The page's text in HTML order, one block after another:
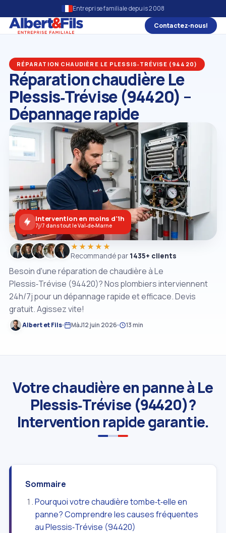
Entreprise familiale depuis 2008
Contactez‑nous!
RÉPARATION CHAUDIÈRE LE PLESSIS‑TRÉVISE (94420)
Réparation chaudière Le
Plessis‑Trévise (94420) –
Dépannage rapide
Besoin d'une réparation de chaudière à Le
Plessis‑Trévise (94420)? Nos plombiers interviennent
24h/7j pour un dépannage rapide et efficace. Devis
gratuit. Agissez vite!
Albert et Fils MàJ12 juin 2026 13 min
★★★★★
Recommandé par 1435+ clients
Intervention en moins d'1h
7j/7 dans tout le Val‑de‑Marne
Votre chaudière en panne à Le
Plessis‑Trévise (94420)?
Intervention rapide garantie.
Sommaire
Pourquoi votre chaudière tombe‑t‑elle en
panne? Comprendre les causes fréquentes
au Plessis‑Trévise (94420)